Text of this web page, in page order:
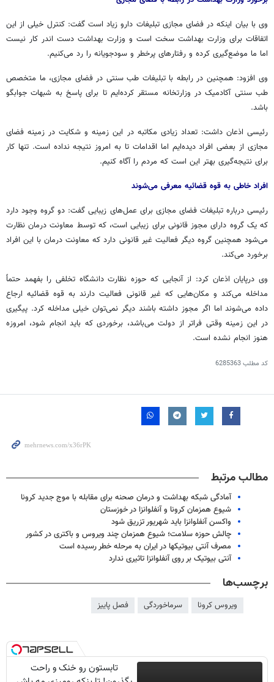
وی با بیان اینکه در فضای مجازی تبلیغات دارو زیاد است گفت: کنترل خیلی از این
اتفاقات برای وزارت بهداشت سخت است و وزارت بهداشت دست اندر کار نیست
اما ما موضع‌گیری کرده و رفتارهای پرخطر و سودجویانه را رد می‌کنیم.
وی افزود: همچنین در رابطه با تبلیغات طب سنتی در فضای مجازی، ما متخصص
طب سنتی آکادمیک در وزارتخانه مستقر کرده‌ایم تا برای پاسخ به شبهات جوابگو
باشد.
رئیسی اذعان داشت: تعداد زیادی مکاتبه در این زمینه و شکایت در زمینه فضای
مجازی از بعضی افراد دیده‌ایم اما اقدامات تا به امروز نتیجه نداده است. تنها کار
برای نتیجه‌گیری بهتر این است که مردم را آگاه کنیم.
افراد خاطی به قوه قضائیه معرفی می‌شوند
رئیسی درباره تبلیغات فضای مجازی برای عمل‌های زیبایی گفت: دو گروه وجود دارد
که یک گروه دارای مجوز قانونی برای زیبایی است، که توسط معاونت درمان نظارت
می‌شود همچنین گروه دیگر فعالیت غیر قانونی دارد که معاونت درمان با این افراد
برخورد می‌کند.
وی درپایان اذعان کرد: از آنجایی که حوزه نظارت دانشگاه تخلفی را بفهمد حتماً
مداخله می‌کند و مکان‌هایی که غیر قانونی فعالیت دارند به قوه قضائیه ارجاع
داده می‌شوند اما اگر مجوز داشته باشند دیگر نمی‌توان خیلی مداخله کرد. پیگیری
در این زمینه وقتی فراتر از دولت می‌باشد، برخوردی که باید انجام شود، امروزه
هنوز انجام نشده است.
کد مطلب6285363
مطالب مرتبط
آمادگی شبکه بهداشت و درمان صحنه برای مقابله با موج جدید کرونا
شیوع همزمان کرونا و آنفلوانزا در خوزستان
واکسن آنفلوانزا باید شهریور تزریق شود
چالش حوزه سلامت؛ شیوع همزمان چند ویروس و باکتری در کشور
مصرف آنتی بیوتیکها در ایران به مرحله خطر رسيده است
آنتی بیوتیک بر روی آنفلوانزا تاثیری ندارد
برچسب‌ها
ویروس کرونا سرماخوردگی فصل پاییز
تابستون رو خنک و راحت